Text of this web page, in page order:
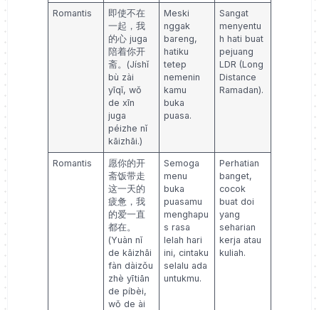
Romantis
即使不在
一起，我
的心 juga
陪着你开
斋。(Jíshǐ
bù zài
yīqǐ, wǒ
de xīn
juga
péizhe nǐ
kāizhāi.)
Meski
nggak
bareng,
hatiku
tetep
nemenin
kamu
buka
puasa.
Sangat
menyentu
h hati buat
pejuang
LDR (Long
Distance
Ramadan).
Romantis
愿你的开
斋饭带走
这一天的
疲惫，我
的爱一直
都在。
(Yuàn nǐ
de kāizhāi
fàn dàizǒu
zhè yītiān
de píbèi,
wǒ de ài
Semoga
menu
buka
puasamu
menghapu
s rasa
lelah hari
ini, cintaku
selalu ada
untukmu.
Perhatian
banget,
cocok
buat doi
yang
seharian
kerja atau
kuliah.